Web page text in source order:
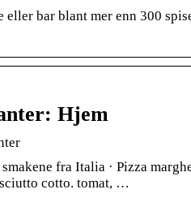
eller bar blant mer enn 300
Hjem
fra Italia · Pizza
cotto. tomat, …